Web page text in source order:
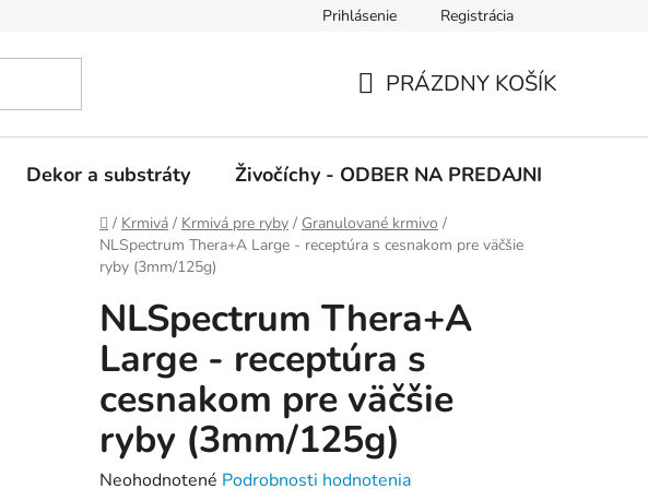
a dodacie podmienky Ochrana osobných údajov
Prihlásenie Registrácia
KOŠÍK
PRÁZDNY KOŠÍK
Dekor a substráty Živočíchy - ODBER NA PREDAJNI
Domov
/ Krmivá / Krmivá pre ryby / Granulované krmivo /
NLSpectrum Thera+A Large - receptúra s cesnakom pre väčšie
ryby (3mm/125g)
NLSpectrum Thera+A
Large - receptúra s
cesnakom pre väčšie
ryby (3mm/125g)
Priemerné
Neohodnotené Podrobnosti hodnotenia